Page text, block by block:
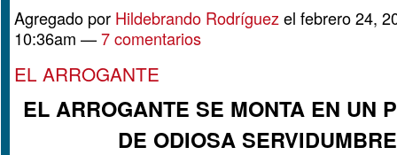
Agregado por Hildebrando Rodríguez el febrero 24,
10:36am —7 comentarios
EL ARROGANTE
EL ARROGANTE SE MONTA EN UN
DE ODIOSA SERVIDUMBRE